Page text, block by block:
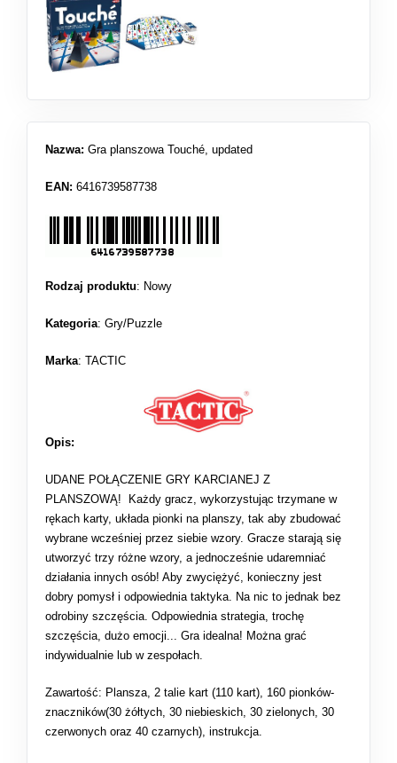
Nazwa: Gra planszowa Touché, updated
EAN: 6416739587738
Rodzaj produktu: Nowy
Kategoria: Gry/Puzzle
Marka: TACTIC
Opis:
UDANE POŁĄCZENIE GRY KARCIANEJ Z
PLANSZOWĄ! Każdy gracz, wykorzystując trzymane w
rękach karty, układa pionki na planszy, tak aby zbudować
wybrane wcześniej przez siebie wzory. Gracze starają się
utworzyć trzy różne wzory, a jednocześnie udaremniać
działania innych osób! Aby zwyciężyć, konieczny jest
dobry pomysł i odpowiednia taktyka. Na nic to jednak bez
odrobiny szczęścia. Odpowiednia strategia, trochę
szczęścia, dużo emocji... Gra idealna! Można grać
indywidualnie lub w zespołach.
Zawartość: Plansza, 2 talie kart (110 kart), 160 pionków-
znaczników(30 żółtych, 30 niebieskich, 30 zielonych, 30
czerwonych oraz 40 czarnych), instrukcja.